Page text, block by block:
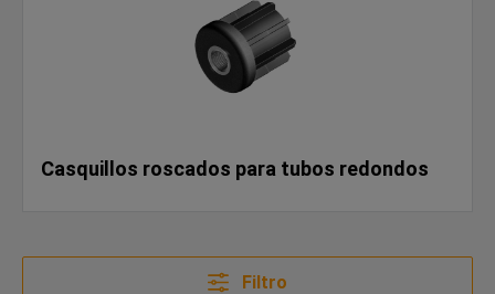
Casquillos roscados para tubos redondos
Filtro